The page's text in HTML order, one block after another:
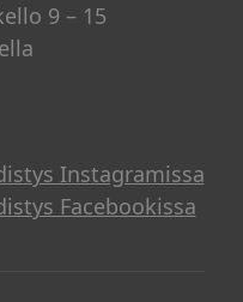
9 – 15
Instagramissa
Facebookissa